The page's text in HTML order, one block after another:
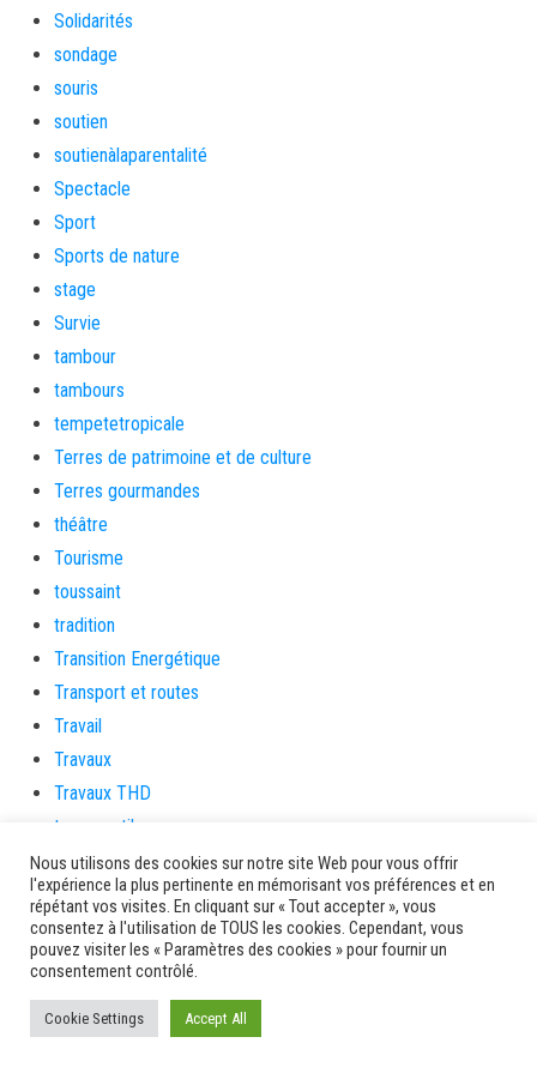
Solidarités
sondage
souris
soutien
soutienàlaparentalité
Spectacle
Sport
Sports de nature
stage
Survie
tambour
tambours
tempetetropicale
Terres de patrimoine et de culture
Terres gourmandes
théâtre
Tourisme
toussaint
tradition
Transition Energétique
Transport et routes
Travail
Travaux
Travaux THD
travaux utiles
TSUNAMI
TZCLD
uncategorized
Venir en Martinique
Video
vidététladjéko
Nous utilisons des cookies sur notre site Web pour vous offrir
l'expérience la plus pertinente en mémorisant vos préférences et en
répétant vos visites. En cliquant sur « Tout accepter », vous
consentez à l'utilisation de TOUS les cookies. Cependant, vous
pouvez visiter les « Paramètres des cookies » pour fournir un
consentement contrôlé.
Cookie Settings Accept All